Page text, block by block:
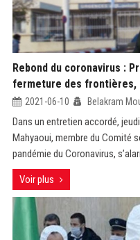
Rebond du coronavirus :
fermeture des frontières,
2021-06-10 Belakram
Dans un entretien accordé,
Mahyaoui, membre du Comité
pandémie du Coronavirus,
Voir plus